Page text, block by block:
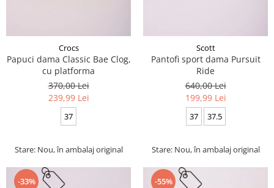
Crocs
Papuci dama Classic Bae Clog,
cu platforma
370,00 Lei
239,99 Lei
37
Stare: Nou, în ambalaj original
Scott
Pantofi sport dama Pursuit
Ride
640,00 Lei
199,99 Lei
37 37.5
Stare: Nou, în ambalaj original
-33% -55%